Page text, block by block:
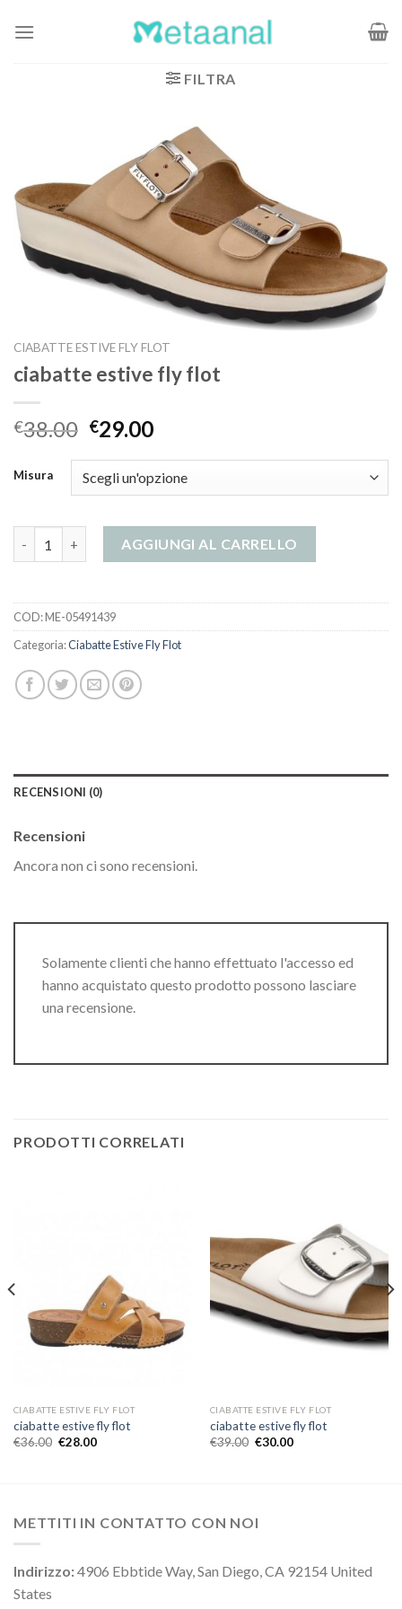
FILTRA
CIABATTE ESTIVE FLY FLOT
ciabatte estive fly flot
€38.00 €29.00
Misura
AGGIUNGI AL CARRELLO
COD:ME-05491439
Categoria:Ciabatte Estive Fly Flot
RECENSIONI (0)
Recensioni
Ancora non ci sono recensioni.
Solamente clienti che hanno effettuato l'accesso ed
hanno acquistato questo prodotto possono lasciare
una recensione.
PRODOTTI CORRELATI
CIABATTE ESTIVE FLY FLOT
ciabatte estive fly flot
€36.00 €28.00
CIABATTE ESTIVE FLY FLOT
ciabatte estive fly flot
€39.00 €30.00
METTITI IN CONTATTO CON NOI
Indirizzo:4906 Ebbtide Way, San Diego, CA 92154 United
States